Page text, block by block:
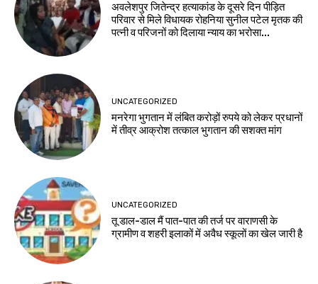
अवलेशपुर जितेन्द्र हत्याकांड के दूसरे दिन पीड़ित
परिवार से मिले विधायक रोहनिया सुनील पटेल मृतक की
पत्नी व परिजनों को दिलाया न्याय का भरोसा...
UNCATEGORIZED
मनरेगा भुगतान में लंबित करोड़ों रुपये को लेकर प्रधानों
में तीव्र आक्रोश तत्काल भुगतान की सशक्त मांग
UNCATEGORIZED
तू डाल-डाल मैं पात-पात की तर्ज पर वाराणसी के
ग्रामीण व शहरी इलाकों में अवैध स्कूलों का खेल जारी है